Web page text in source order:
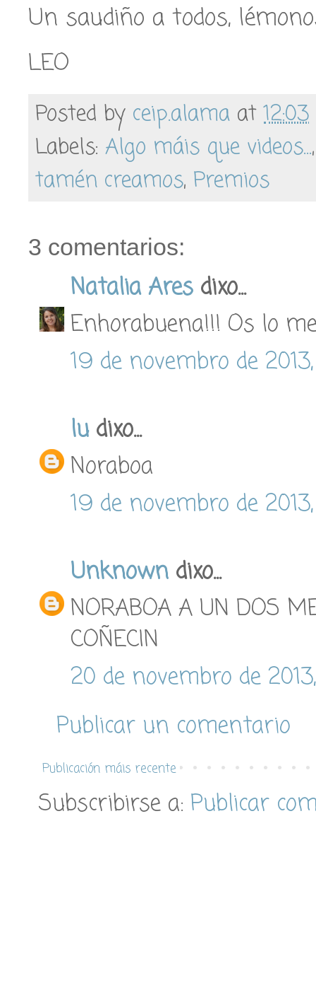
Un saudiño a todos,
LEO
Posted by ceip.alama at12:03
Labels: Algo máis que videos...
tamén creamos, Premios
3 comentarios:
Natalia Ares dixo...
Enhorabuena!!! Os lo
19 de novembro de
ludixo...
Noraboa
19 de novembro de
Unknown dixo...
NORABOA A UN DOS
COÑECIN
20 de novembro de
Publicar un comentario
Publicación máis recente
Subscribirse a: Publicar